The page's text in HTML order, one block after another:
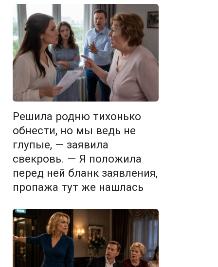
Решила родню тихонько
обнести, но мы ведь не
глупые, — заявила
свекровь. — Я положила
перед ней бланк заявления,
пропажа тут же нашлась